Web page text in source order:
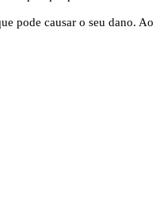
pode causar o seu dano. Ao